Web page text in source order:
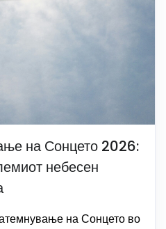
на Сонцето 2026:
небесен
на Сонцето во